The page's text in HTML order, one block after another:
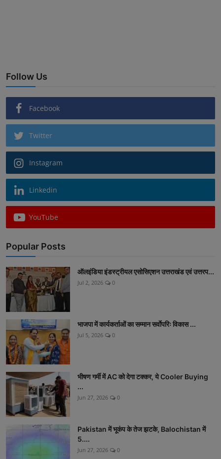
Follow Us
Facebook
Twitter
Instagram
Linkedin
YouTube
Popular Posts
ऑलइंडिया इंडस्ट्रीयल एसोसिएशन उत्तराखंड एवं उत्तरप...
Jul 2, 2026 0
भाजपा में कार्यकर्ताओं का सम्मान सर्वाेपरिः विकास ...
Jul 5, 2026 0
भीषण गर्मी में AC को देगा टक्कर, ये Cooler Buying
...
Jun 27, 2026 0
Pakistan में भूकंप के तेज झटके, Balochistan में
5....
Jun 27, 2026 0